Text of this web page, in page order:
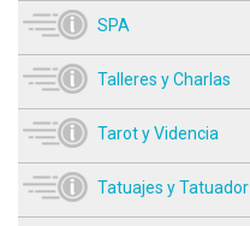
SPA
Talleres y Charlas
Tarot y Videncia
Tatuajes y Tatuador